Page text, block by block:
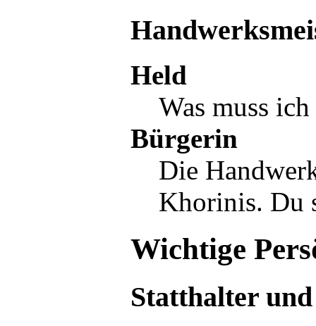
Held
Was muss
Bürgerin
Die
Khorinis. Du
Wichtige
Statthalter